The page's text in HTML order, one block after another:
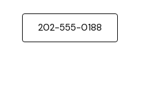
202-555-0188